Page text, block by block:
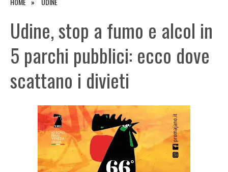
Udine, stop a fumo e alcol in
5 parchi pubblici: ecco dove
scattano i divieti